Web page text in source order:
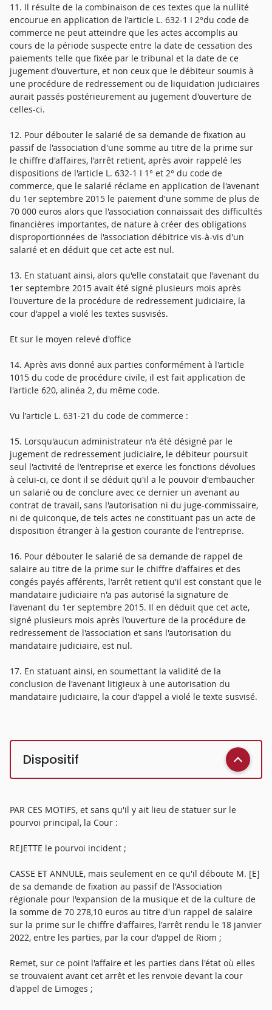
11. Il résulte de la combinaison de ces textes que la nullité
encourue en application de l'article L. 632-1 I 2°du code de
commerce ne peut atteindre que les actes accomplis au
cours de la période suspecte entre la date de cessation des
paiements telle que fixée par le tribunal et la date de ce
jugement d'ouverture, et non ceux que le débiteur soumis à
une procédure de redressement ou de liquidation judiciaires
aurait passés postérieurement au jugement d'ouverture de
celles-ci.
12. Pour débouter le salarié de sa demande de fixation au
passif de l'association d'une somme au titre de la prime sur
le chiffre d'affaires, l'arrêt retient, après avoir rappelé les
dispositions de l'article L. 632-1 I 1° et 2° du code de
commerce, que le salarié réclame en application de l'avenant
du 1er septembre 2015 le paiement d'une somme de plus de
70 000 euros alors que l'association connaissait des difficultés
financières importantes, de nature à créer des obligations
disproportionnées de l'association débitrice vis-à-vis d'un
salarié et en déduit que cet acte est nul.
13. En statuant ainsi, alors qu'elle constatait que l'avenant du
1er septembre 2015 avait été signé plusieurs mois après
l'ouverture de la procédure de redressement judiciaire, la
cour d'appel a violé les textes susvisés.
Et sur le moyen relevé d'office
14. Après avis donné aux parties conformément à l'article
1015 du code de procédure civile, il est fait application de
l'article 620, alinéa 2, du même code.
Vu l'article L. 631-21 du code de commerce :
15. Lorsqu'aucun administrateur n'a été désigné par le
jugement de redressement judiciaire, le débiteur poursuit
seul l'activité de l'entreprise et exerce les fonctions dévolues
à celui-ci, ce dont il se déduit qu'il a le pouvoir d'embaucher
un salarié ou de conclure avec ce dernier un avenant au
contrat de travail, sans l'autorisation ni du juge-commissaire,
ni de quiconque, de tels actes ne constituant pas un acte de
disposition étranger à la gestion courante de l'entreprise.
16. Pour débouter le salarié de sa demande de rappel de
salaire au titre de la prime sur le chiffre d'affaires et des
congés payés afférents, l'arrêt retient qu'il est constant que le
mandataire judiciaire n'a pas autorisé la signature de
l'avenant du 1er septembre 2015. Il en déduit que cet acte,
signé plusieurs mois après l'ouverture de la procédure de
redressement de l'association et sans l'autorisation du
mandataire judiciaire, est nul.
17. En statuant ainsi, en soumettant la validité de la
conclusion de l'avenant litigieux à une autorisation du
mandataire judiciaire, la cour d'appel a violé le texte susvisé.
Dispositif
PAR CES MOTIFS, et sans qu'il y ait lieu de statuer sur le
pourvoi principal, la Cour :
REJETTE le pourvoi incident ;
CASSE ET ANNULE, mais seulement en ce qu'il déboute M. [E]
de sa demande de fixation au passif de l'Association
régionale pour l'expansion de la musique et de la culture de
la somme de 70 278,10 euros au titre d'un rappel de salaire
sur la prime sur le chiffre d'affaires, l'arrêt rendu le 18 janvier
2022, entre les parties, par la cour d'appel de Riom ;
Remet, sur ce point l'affaire et les parties dans l'état où elles
se trouvaient avant cet arrêt et les renvoie devant la cour
d'appel de Limoges ;